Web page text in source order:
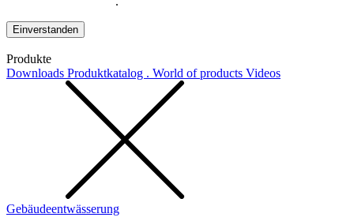
Einverstanden
Produkte
Downloads Produktkatalog . World of products Videos
Gebäudeentwässerung